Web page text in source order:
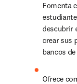
Fomenta
descubrir
crear sus
bancos
Ofrece